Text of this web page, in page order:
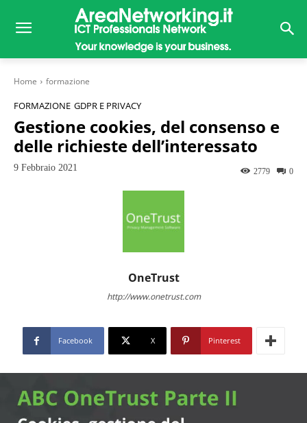
Home formazione
FORMAZIONE GDPR E PRIVACY
Gestione cookies, del consenso e
delle richieste dell’interessato
9 Febbraio 2021 0
2779
OneTrust
http://www.onetrust.com
Facebook X Pinterest